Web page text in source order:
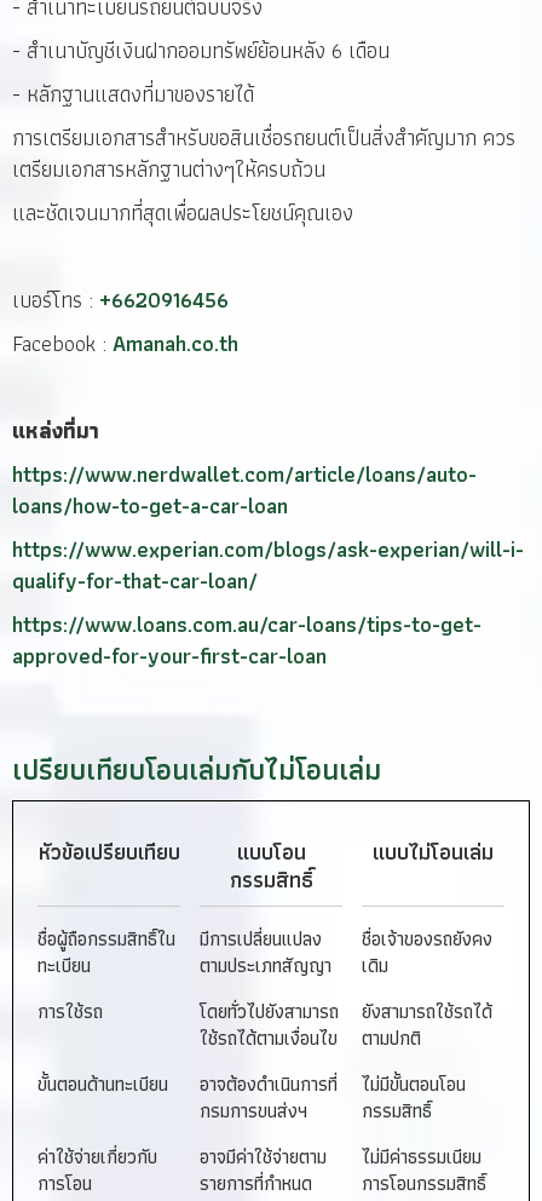
- สำเนาทะเบียนรถยนต์ฉบับจริง
- สำเนาบัญชีเงินฝากออมทรัพย์ย้อนหลัง 6 เดือน
- หลักฐานแสดงที่มาของรายได้
การเตรียมเอกสารสำหรับขอสินเชื่อรถยนต์เป็นสิ่งสำคัญมาก ควร
เตรียมเอกสารหลักฐานต่างๆให้ครบถ้วน
และชัดเจนมากที่สุดเพื่อผลประโยชน์คุณเอง
เบอร์โทร : +6620916456
Facebook : Amanah.co.th
แหล่งที่มา
https://www.nerdwallet.com/article/loans/auto-
loans/how-to-get-a-car-loan
https://www.experian.com/blogs/ask-experian/will-i-
qualify-for-that-car-loan/
https://www.loans.com.au/car-loans/tips-to-get-
approved-for-your-first-car-loan
เปรียบเทียบโอนเล่มกับไม่โอนเล่ม
หัวข้อเปรียบเทียบ แบบโอน
กรรมสิทธิ์
แบบไม่โอนเล่ม
ชื่อผู้ถือกรรมสิทธิ์ใน
ทะเบียน
มีการเปลี่ยนแปลง
ตามประเภทสัญญา
ชื่อเจ้าของรถยังคง
เดิม
การใช้รถ
โดยทั่วไปยังสามารถ
ใช้รถได้ตามเงื่อนไข
ยังสามารถใช้รถได้
ตามปกติ
ขั้นตอนด้านทะเบียน
อาจต้องดำเนินการที่
กรมการขนส่งฯ
ไม่มีขั้นตอนโอน
กรรมสิทธิ์
ค่าใช้จ่ายเกี่ยวกับ
การโอน
อาจมีค่าใช้จ่ายตาม
รายการที่กำหนด
ไม่มีค่าธรรมเนียม
การโอนกรรมสิทธิ์